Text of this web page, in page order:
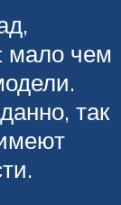
мало чем
так